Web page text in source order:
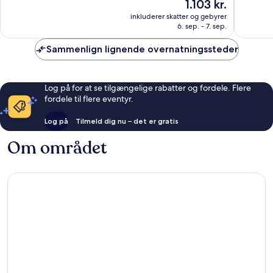
1.103 kr.
1.103 kr.
inkluderer skatter og gebyrer
6. sep. - 7. sep.
Sammenlign lignende overnatningssteder
Log på for at se tilgængelige rabatter og fordele. Flere
fordele til flere eventyr.
Log på Tilmeld dig nu – det er gratis
Om området